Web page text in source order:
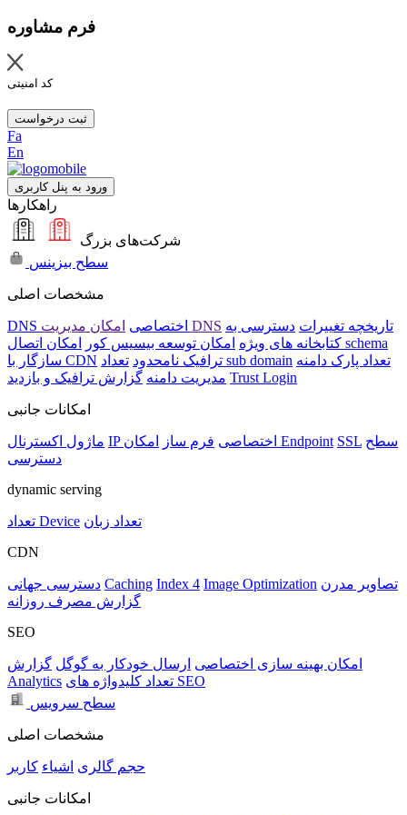
فرم مشاوره
کد امنیتی
ثبت درخواست
Fa
En
ورود به پنل کاربری
راهکارها
شرکت‌های بزرگ
سطح بیزینس
مشخصات اصلی
DNS اختصاصی امکان مدیریت DNS تاریخچه تغییرات دسترسی به
کتابخانه های ویژه امکان توسعه بیسیس کور
امکان اتصال schema
سازگار با CDN
ترافیک نامحدود تعداد sub domain تعداد پارک دامنه
مدیریت دامنه گزارش ترافیک و بازدید Trust Login
امکانات جانبی
ماژول اکسترنال IP اختصاصی فرم ساز امکان Endpoint SSL سطح
دسترسی
dynamic serving
تعداد Device تعداد زبان
CDN
دسترسی جهانی Caching Index 4 Image Optimization تصاویر مدرن
گزارش مصرف روزانه
SEO
امکان بهینه سازی اختصاصی ارسال خودکار به گوگل گزارش
Analytics
تعداد کلیدواژه های SEO
سطح سرویس
مشخصات اصلی
حجم گالری اشیاء کاربر
امکانات جانبی